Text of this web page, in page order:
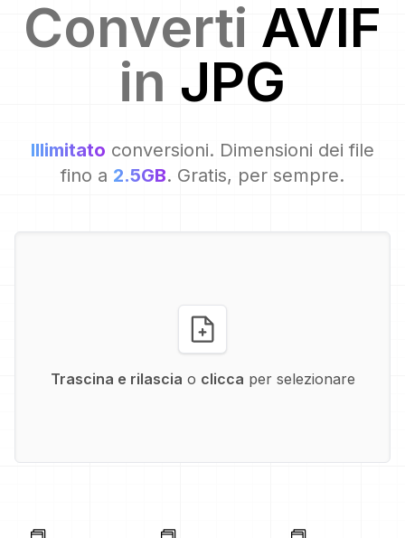
Converti AVIF
in JPG
Illimitato conversioni. Dimensioni dei file
fino a 2.5GB. Gratis, per sempre.
Trascina e rilascia o clicca per selezionare